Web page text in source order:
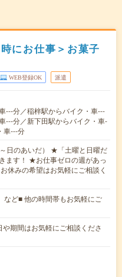
にお仕事＞お菓子
WEB登録OK 派遣
---分／稲梓駅からバイク・車---
---分／新下田駅からバイク・車-
車---分
日のあいだ） ★「土曜と日曜だ
ます！ ★お仕事ゼロの週があっ
休みの希望はお気軽にご相談く
ど■ 他の時間帯もお気軽にご
期間はお気軽にご相談くださ